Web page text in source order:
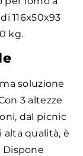
116x50x93
kg.
soluzione
3 altezze
dal picnic
alta qualità, è
Dispone